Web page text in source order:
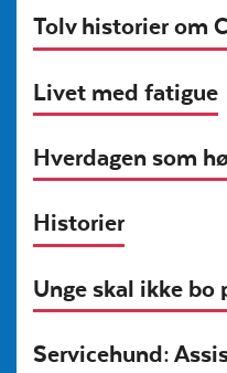
Tolv historier om
Livet med fatigue
Hverdagen som
Historier
Unge skal ikke bo
Servicehund: